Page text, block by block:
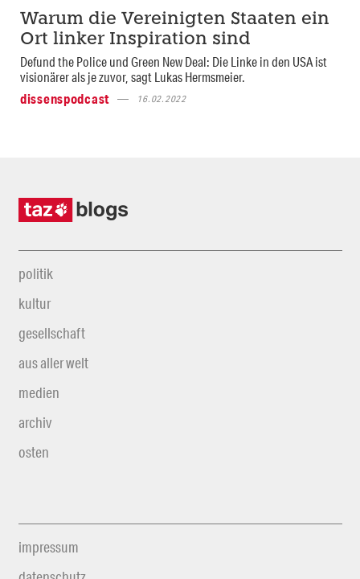
Warum die Vereinigten Staaten ein
Ort linker Inspiration sind
Defund the Police und Green New Deal: Die Linke in den USA ist
visionärer als je zuvor, sagt Lukas Hermsmeier.
dissenspodcast
16.02.2022
politik
kultur
gesellschaft
aus aller welt
medien
archiv
osten
impressum